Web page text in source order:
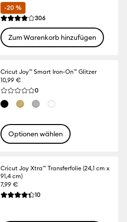
-20 %
Die durchschnittliche Bewertung für
306Reviews
Zum Warenkorb hinzufügen
Cricut Joy™ Smart Iron-On™ Glitzer
10,99 €
Die durchschnittliche Bewertung für
0
Optionen wählen
Cricut Joy Xtra™ Transferfolie (24,1 cm x
91,4 cm)
7,99 €
Die durchschnittliche Bewertung für
10